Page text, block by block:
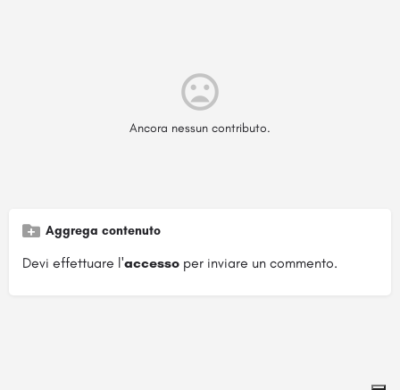
Ancora nessun contributo.
Aggrega contenuto
Devi effettuare l'accesso per inviare un commento.